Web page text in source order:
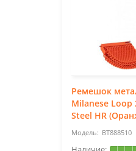
Ремешок
Milanese Loop
Steel HR
BT888510